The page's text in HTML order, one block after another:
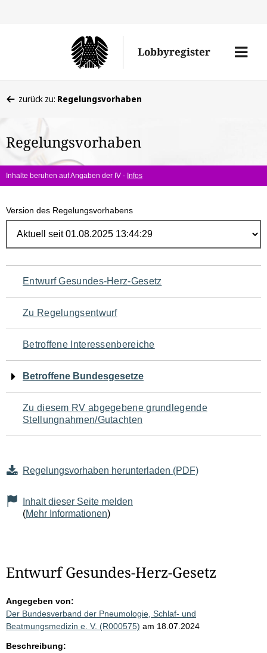
Lobbyregister
Menü
befinden
hier:
zurück zu: Regelungsvorhaben
Regelungsvorhaben
Inhalte beruhen auf Angaben der IV - Infos
Version des Regelungsvorhabens
Navigation
für
den
Seiteninhalt
Entwurf Gesundes-Herz-Gesetz
Zu Regelungsentwurf
Betroffene Interessenbereiche
Betroffene Bundesgesetze
Zu diesem RV abgegebene grundlegende
Stellungnahmen/Gutachten
Regelungsvorhaben herunterladen (PDF)
Inhalt dieser Seite melden
(Mehr Informationen)
Entwurf Gesundes-Herz-Gesetz
Angegeben von:
Der Bundesverband der Pneumologie, Schlaf- und
Beatmungsmedizin e. V. (R000575) am 18.07.2024
Beschreibung: